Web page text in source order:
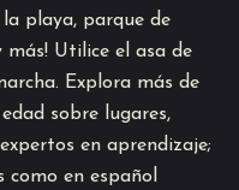
la playa, parque de
más! Utilice el asa de
Explora más de
sobre lugares,
en aprendizaje;
en español